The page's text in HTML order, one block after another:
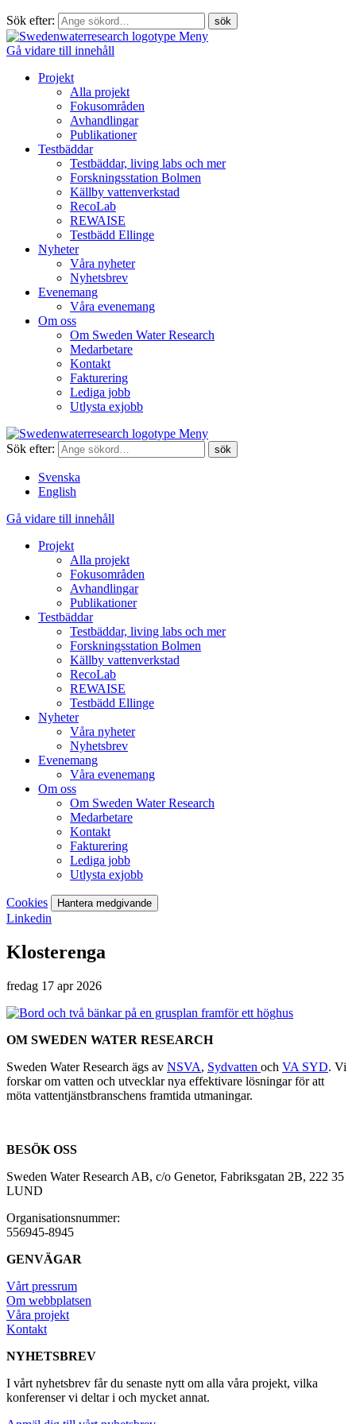
Sök efter:
Meny
Gå vidare till innehåll
Projekt
Alla projekt
Fokusområden
Avhandlingar
Publikationer
Testbäddar
Testbäddar, living labs och mer
Forskningsstation Bolmen
Källby vattenverkstad
RecoLab
REWAISE
Testbädd Ellinge
Nyheter
Våra nyheter
Nyhetsbrev
Evenemang
Våra evenemang
Om oss
Om Sweden Water Research
Medarbetare
Kontakt
Fakturering
Lediga jobb
Utlysta exjobb
Meny
Sök efter:
Svenska
English
Gå vidare till innehåll
Projekt
Alla projekt
Fokusområden
Avhandlingar
Publikationer
Testbäddar
Testbäddar, living labs och mer
Forskningsstation Bolmen
Källby vattenverkstad
RecoLab
REWAISE
Testbädd Ellinge
Nyheter
Våra nyheter
Nyhetsbrev
Evenemang
Våra evenemang
Om oss
Om Sweden Water Research
Medarbetare
Kontakt
Fakturering
Lediga jobb
Utlysta exjobb
Cookies Hantera medgivande
Linkedin
Klosterenga
fredag 17 apr 2026
OM SWEDEN WATER RESEARCH
Sweden Water Research ägs av NSVA, Sydvatten och VA SYD. Vi
forskar om vatten och utvecklar nya effektivare lösningar för att
möta vattentjänstbranschens framtida utmaningar.
BESÖK OSS
Sweden Water Research AB, c/o Genetor, Fabriksgatan 2B, 222 35
LUND
Organisationsnummer:
556945-8945
GENVÄGAR
Vårt pressrum
Om webbplatsen
Våra projekt
Kontakt
NYHETSBREV
I vårt nyhetsbrev får du senaste nytt om alla våra projekt, vilka
konferenser vi deltar i och mycket annat.